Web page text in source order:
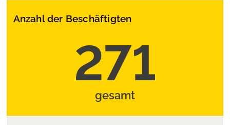
Anzahl der Beschäftigten
271
gesamt